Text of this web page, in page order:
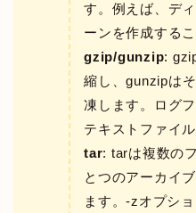
す。例えば、デ
ーンを作成する
gzip/gunzip:
縮し、gunzipは
凍します。ログ
テキストファイ
tar: tarは複数の
とつのアーカイ
ます。-zオプシ